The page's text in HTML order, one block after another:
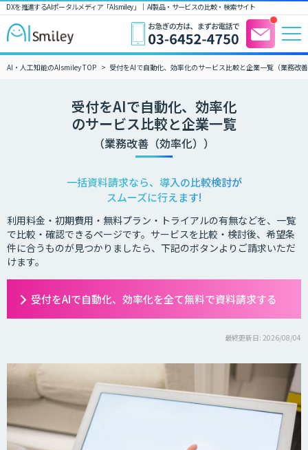
DXを推進するAIポータルメディア「AIsmiley」｜ AI製品・サービスの比較・検索サイト
AI・人工知能のAIsmiley TOP 受付をAIで自動化、効率化のサービス比較と企業一覧（業務改
受付をAIで自動化、効率化
のサービス比較と企業一覧
（業務改善（効率化））
一括資料請求なら、導入の比較検討が
スムーズに行えます!
利用料金・初期費用・無料プラン・トライアルの有無などを、一覧
で比較・確認できるページです。サービスを比較・検討後、希望条
件に合うものが見つかりましたら、下記のボタンよりご請求いただ
けます。
受付をAIで自動化、効率化を全て無料で資料請求する
最終更新日: 2026/08/04